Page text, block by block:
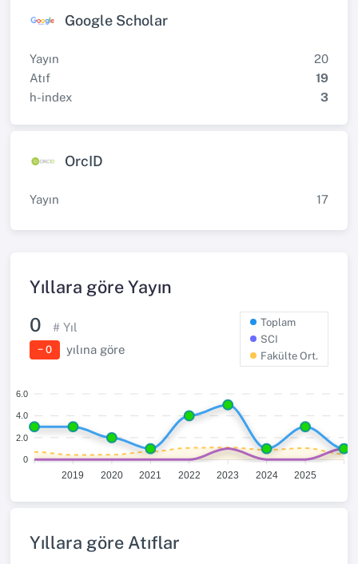
Google Scholar
Yayın
20
Atıf
19
h-index
3
OrcID
Yayın 17
Yıllara göre Yayın
0 # Yıl
− 0 yılına göre
Toplam
SCI
Fakülte Ort.
6.0
4.0
2.0
0
2019 2020 2021 2022 2023 2024 2025
Yıllara göre Atıflar